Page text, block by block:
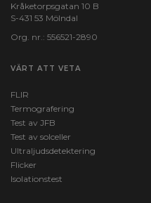
Kråketorpsgatan 10 B
S-431 53 Mölndal
Org. nr.: 556521-2890
VÄRT ATT VETA
FLIR
Termografering
Test av JFB
Test av solceller
Ultraljudsdetektering
Flicker
Isolationstest